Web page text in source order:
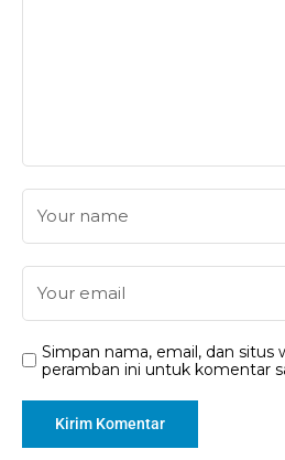
Simpan nama, email, dan situs
peramban ini untuk komentar